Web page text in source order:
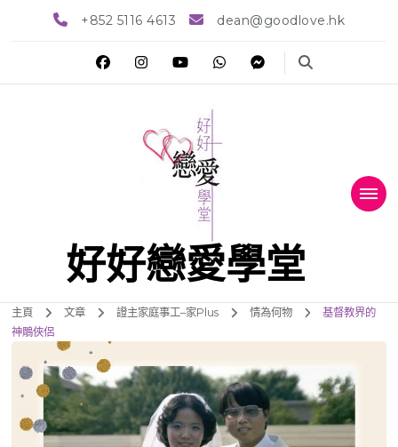
+852 5116 4613 dean@goodlove.hk
好好戀愛學堂
主頁 文章 證主家庭事工–家Plus 情為何物
基督教界的
神鵰俠侶